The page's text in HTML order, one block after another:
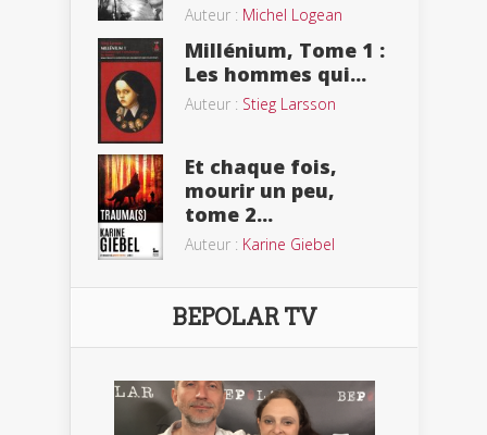
Auteur : Michel Logean
Millénium, Tome 1 :
Les hommes qui...
Auteur : Stieg Larsson
Et chaque fois,
mourir un peu,
tome 2...
Auteur : Karine Giebel
BEPOLAR TV